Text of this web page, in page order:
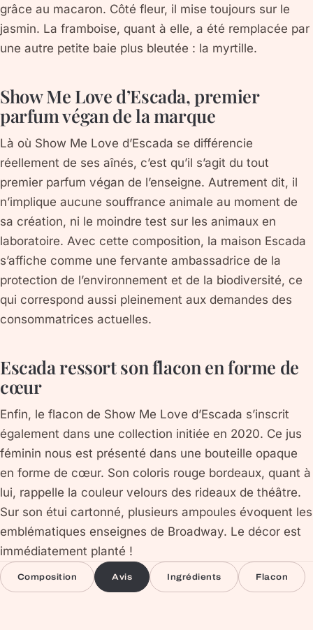
grâce au macaron. Côté fleur, il mise toujours sur le
jasmin. La framboise, quant à elle, a été remplacée par
une autre petite baie plus bleutée : la myrtille.
Show Me Love d’Escada, premier
parfum végan de la marque
Là où Show Me Love d’Escada se différencie
réellement de ses aînés, c’est qu’il s’agit du tout
premier parfum végan de l’enseigne. Autrement dit, il
n’implique aucune souffrance animale au moment de
sa création, ni le moindre test sur les animaux en
laboratoire. Avec cette composition, la maison Escada
s’affiche comme une fervante ambassadrice de la
protection de l’environnement et de la biodiversité, ce
qui correspond aussi pleinement aux demandes des
consommatrices actuelles.
Escada ressort son flacon en forme de
cœur
Enfin, le flacon de Show Me Love d’Escada s’inscrit
également dans une collection initiée en 2020. Ce jus
féminin nous est présenté dans une bouteille opaque
en forme de cœur. Son coloris rouge bordeaux, quant à
lui, rappelle la couleur velours des rideaux de théâtre.
Sur son étui cartonné, plusieurs ampoules évoquent les
emblématiques enseignes de Broadway. Le décor est
immédiatement planté !
Composition Avis Ingrédients Flacon